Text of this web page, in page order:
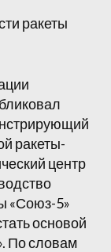
ракеты-
центр
«Союз-5»
основой
По словам